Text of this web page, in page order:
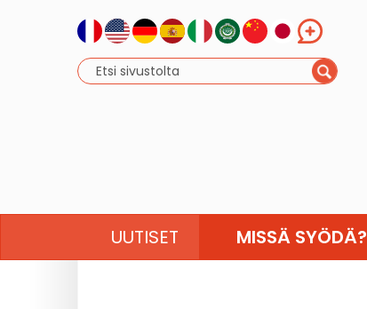
UUTISET MISSÄ SYÖDÄ?